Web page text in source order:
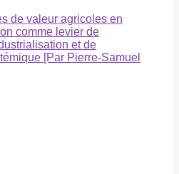
de valeur agricoles en
comme levier de
et de
[Par Pierre-Samuel